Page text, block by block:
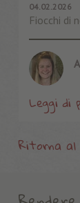
04.02.2026
Fiocchi di
Leggi di
Ritorna al